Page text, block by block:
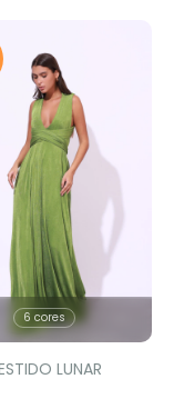
6 cores
LUNAR